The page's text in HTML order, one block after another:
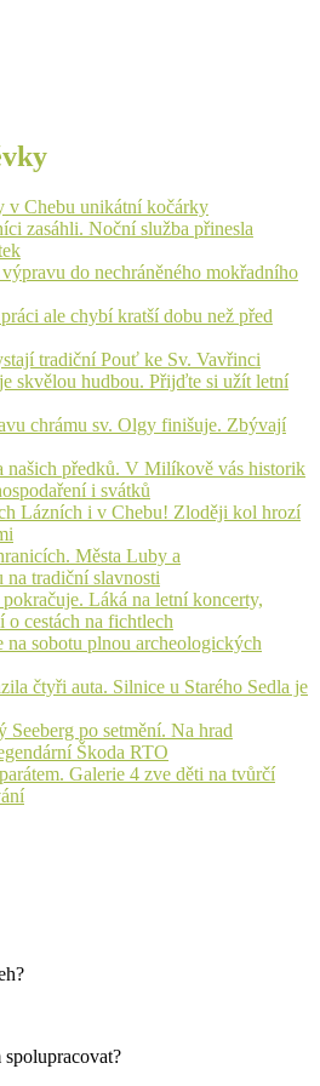
v Chebu unikátní kočárky
zasáhli. Noční služba přinesla
do nechráněného mokřadního
ale chybí kratší dobu než před
tradiční Pouť ke Sv. Vavřinci
skvělou hudbou. Přijďte si užít letní
chrámu sv. Olgy finišuje. Zbývají
našich předků. V Milíkově vás historik
i svátků
Lázních i v Chebu! Zloději kol hrozí
Města Luby a
tradiční slavnosti
Láká na letní koncerty,
o cestách na fichtlech
na sobotu plnou archeologických
čtyři auta. Silnice u Starého Sedla je
Seeberg po setmění. Na hrad
Škoda RTO
Galerie 4 zve děti na tvůrčí